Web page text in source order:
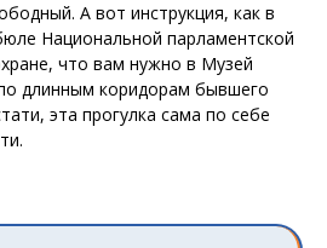
А вот инструкция, как в
Национальной парламентской
что вам нужно в Музей
длинным коридорам бывшего
эта прогулка сама по себе